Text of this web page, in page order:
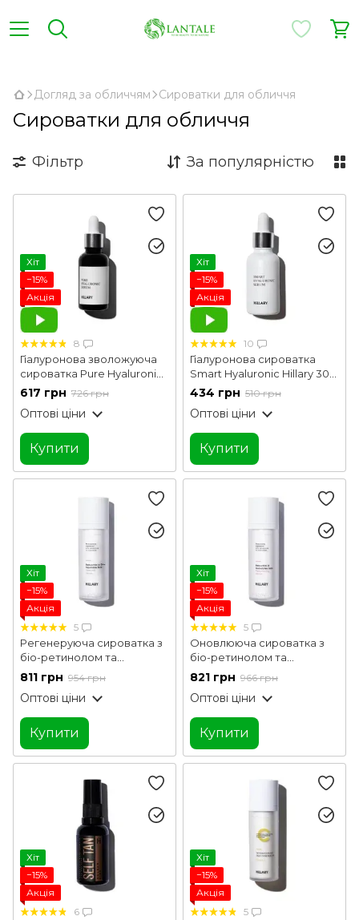
Догляд за обличчям Сироватки для обличчя
Сироватки для обличчя
Фільтр За популярністю
Хіт
−15%
Акція
8
Гіалуронова зволожуюча
сироватка Pure Hyaluronic
Hillary 30 мл
617 грн 726 грн
Оптові ціни
Купити
Хіт
−15%
Акція
10
Гіалуронова сироватка
Smart Hyaluronic Hillary 30
мл
434 грн 510 грн
Оптові ціни
Купити
Хіт
−15%
Акція
5
Регенеруюча сироватка з
біо-ретинолом та
скваланом Bakuchiol &
Olive Squalane Skin
Renewal Serum Hillary 30
мл
811 грн 954 грн
Оптові ціни
Купити
Хіт
−15%
Акція
5
Оновлююча сироватка з
біо-ретинолом та
осмолітами Bakuchiol &
Osmolytes Skin Resurfacing
Serum Hillary 30 мл
821 грн 966 грн
Оптові ціни
Купити
Хіт
−15%
Акція
6
Хіт
−15%
Акція
5